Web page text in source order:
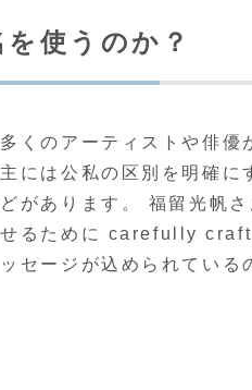
使うのか？
くのアーティストや俳
には公私の区別を明確
があります。 福留光帆
せるために carefully
セージが込められている